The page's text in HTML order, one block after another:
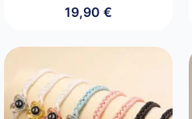
19,90 €